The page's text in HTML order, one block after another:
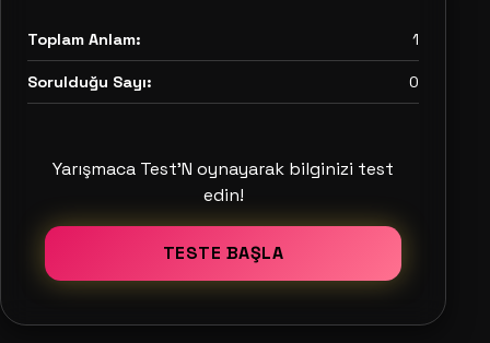
Toplam Anlam: 1
Sorulduğu Sayı: 0
Yarışmaca Test'N oynayarak bilginizi test
edin!
TESTE BAŞLA